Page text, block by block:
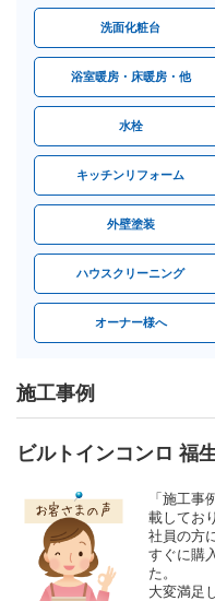
洗面化粧台
浴室暖房・床暖房・他
水栓
キッチンリフォーム
外壁塗装
ハウスクリーニング
オーナー様へ
施工事例
ビルトインコンロ 福
「施工事
載してお
社員の方
すぐに購
た。
大変満足